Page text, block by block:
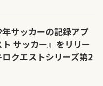
年サッカーの記録アプ
サッカー』をリリー
クエストシリーズ第2